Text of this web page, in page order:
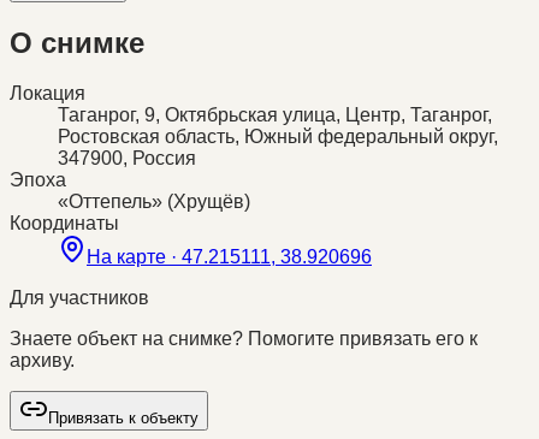
О снимке
Локация
Таганрог, 9, Октябрьская улица, Центр, Таганрог,
Ростовская область, Южный федеральный округ,
347900, Россия
Эпоха
«Оттепель» (Хрущёв)
Координаты
На карте · 47.215111, 38.920696
Для участников
Знаете объект на снимке? Помогите привязать его к
архиву.
Привязать к объекту